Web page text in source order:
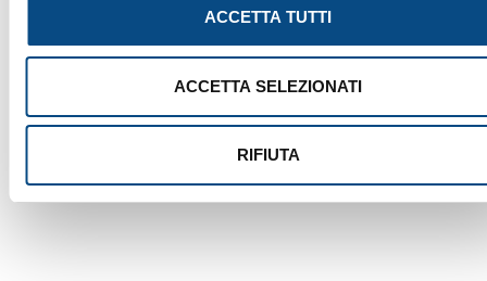
ACCETTA TUTTI
ACCETTA SELEZIONATI
RIFIUTA
STATIONARY